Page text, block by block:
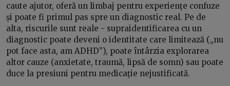
caute ajutor, oferă un limbaj pentru experiențe confuze
și poate fi primul pas spre un diagnostic real. Pe de
alta, riscurile sunt reale - supraidentificarea cu un
diagnostic poate deveni o identitate care limitează („nu
pot face asta, am ADHD”), poate întârzia explorarea
altor cauze (anxietate, traumă, lipsă de somn) sau poate
duce la presiuni pentru medicație nejustificată.